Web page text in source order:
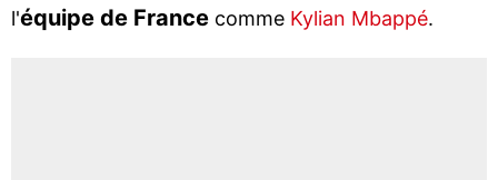
l'équipe de France comme Kylian Mbappé.